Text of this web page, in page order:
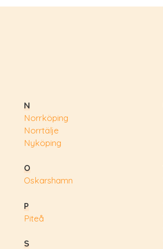
N
Norrköping
Norrtälje
Nyköping
O
Oskarshamn
P
Piteå
S